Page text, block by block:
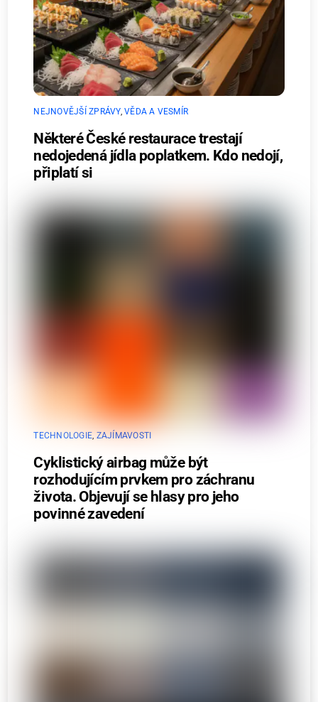
NEJNOVĚJŠÍ ZPRÁVY,VĚDA A VESMÍR
Některé České restaurace trestají
nedojedená jídla poplatkem. Kdo nedojí,
připlatí si
TECHNOLOGIE, ZAJÍMAVOSTI
Cyklistický airbag může být
rozhodujícím prvkem pro záchranu
života. Objevují se hlasy pro jeho
povinné zavedení